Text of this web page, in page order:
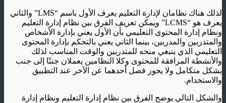
لذلك هناك نظامان لإدارة التعليم يعرف الأول باسم “LMS” والثاني
يعرف هو “LCMS” ويمكن تعريف الفرق بين نظام إدارة التعليم
ونظام إدارة المحتوى التعليمي بأن الأول يعني بإدارة الأشخاص
والمتدربين والمدربين، بينما الثاني يعني بالتحكم بإدارة المحتوى
التعليمي الذي ينبغي منحه للمتدربين والوقت المناسب لذلك
والأنشطة المرافقة للمحتوى وكلا النظامين يعملان جننًا إلى جنب
بشكل متكامل ولا يجوز فصل أحدهما عن الآخر عند التطبيق
والاستخدام.
والشكل التالي يوضح الفرق بين نظام إدارة التعليم ونظام إدارة